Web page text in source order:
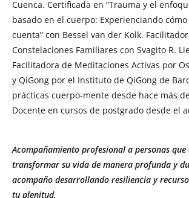
Cuenca. Certificada en “Trauma y el
basado en el cuerpo: Experienciando
cuenta” con Bessel van der Kolk.
Constelaciones Familiares con Svagito R.
Facilitadora de Meditaciones Activas por
y QiGong por el Instituto de QiGong de
prácticas cuerpo-mente desde hace más
Docente en cursos de postgrado desde el
Acompañamiento profesional a personas que
transformar su vida de manera profunda y
acompaño desarrollando resiliencia y
tu plenitud.